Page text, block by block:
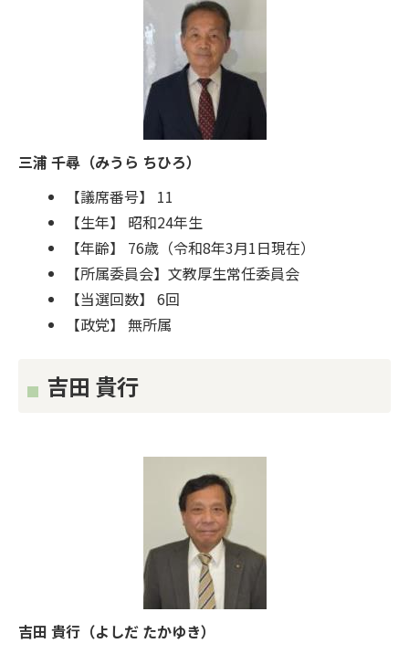
三浦 千尋（みうら ちひろ）
【議席番号】 11
【生年】 昭和24年生
【年齢】 76歳（令和8年3月1日現在）
【所属委員会】文教厚生常任委員会
【当選回数】 6回
【政党】 無所属
吉田 貴行
吉田 貴行（よしだ たかゆき）